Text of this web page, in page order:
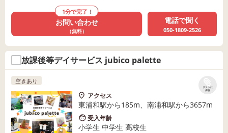
1分で完了！
お問い合わせ
（無料）
電話で聞く
050-1809-2526
放課後等デイサービス jubico palette
リストに
保存
空きあり
アクセス
東浦和駅から185m、南浦和駅から3657m
受入年齢
小学生 中学生 高校生